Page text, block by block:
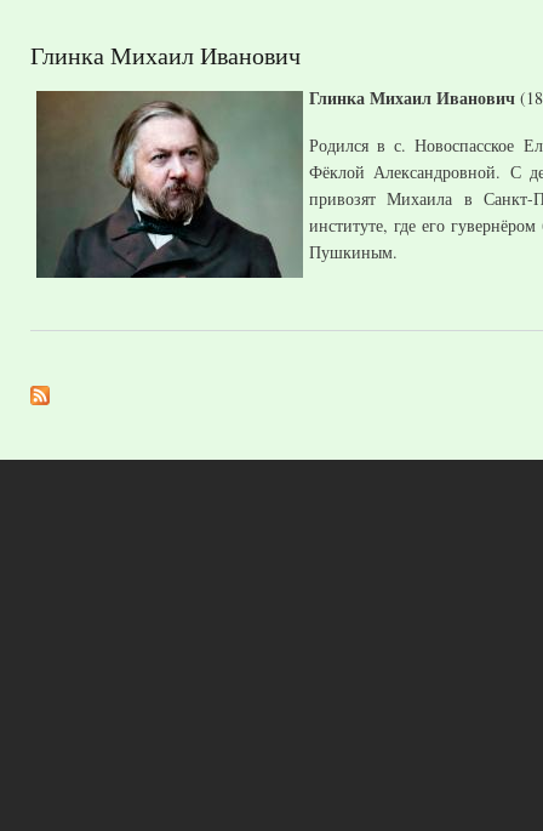
Глинка Михаил Иванович
Глинка Михаил Иванович
Родился в с. Новоспасское
Фёклой Александровной. С
привозят Михаила в Санкт-
институте, где его
Пушкиным.